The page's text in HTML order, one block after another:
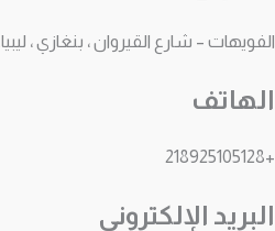
الفويهات – شارع القيروان ، بنغازي ، ليبيا.
الهاتف
+218925105128
البريد الإلكتروني